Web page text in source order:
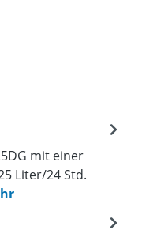
mit einer
Liter/24 Std.